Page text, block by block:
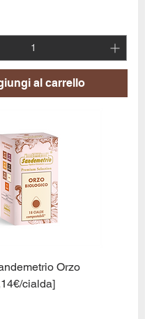
al carrello
Orzo
cialda]